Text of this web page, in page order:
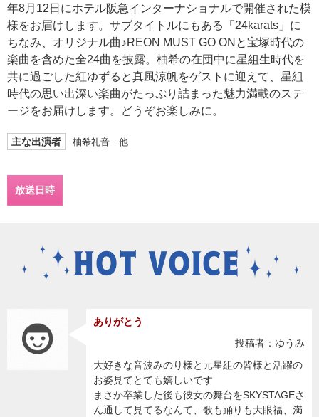
年8月12日にホテル阪急インターナショナルで開催された模
様をお届けします。サブタイトルにもある「24karats」に
ちなみ、オリジナル曲♪REON MUST GO ONと宝塚時代の
楽曲を含めた全24曲を披露。柚希の在団中に星組生時代を
共に過ごした紅ゆずると真風涼帆をゲストに迎えて、星組
時代の思い出深い楽曲がたっぷり詰まった魅力満載のステ
ージをお届けします。どうぞお楽しみに。
主な出演者 柚希礼音 他
放送日時
ありがとう
投稿者：ゆうみ
大好きな音波みのり様と元星組の皆様と活躍の
お姿見てとても嬉しいです
まさか卒業した後も彼女の舞台をSKYSTAGEさ
ん通して見てるなんて、歌も踊りも大眼福、満